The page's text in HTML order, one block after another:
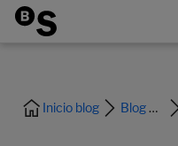
Inicio blog Blog Empresas